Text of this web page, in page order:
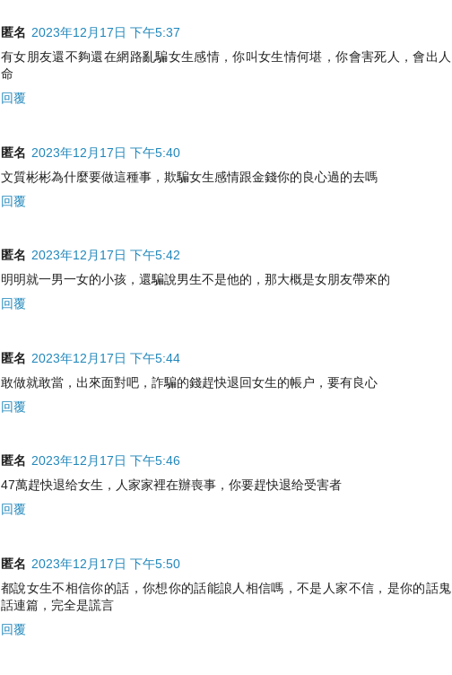
匿名 2023年12月17日 下午5:37
有女朋友還不夠還在網路亂騙女生感情，你叫女生情何堪，你會害死人，會出人
命
回覆
匿名 2023年12月17日 下午5:40
文質彬彬為什麼要做這種事，欺騙女生感情跟金錢你的良心過的去嗎
回覆
匿名 2023年12月17日 下午5:42
明明就一男一女的小孩，還騙說男生不是他的，那大概是女朋友帶來的
回覆
匿名 2023年12月17日 下午5:44
敢做就敢當，出來面對吧，詐騙的錢趕快退回女生的帳户，要有良心
回覆
匿名 2023年12月17日 下午5:46
47萬趕快退给女生，人家家裡在辦喪事，你要趕快退给受害者
回覆
匿名 2023年12月17日 下午5:50
都說女生不相信你的話，你想你的話能誏人相信嗎，不是人家不信，是你的話鬼
話連篇，完全是謊言
回覆